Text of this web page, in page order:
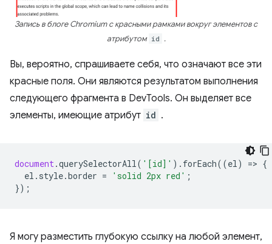
Запись в блоге Chromium с красными рамками вокруг элементов с
атрибутом id .
Вы, вероятно, спрашиваете себя, что означают все эти
красные поля. Они являются результатом выполнения
следующего фрагмента в DevTools. Он выделяет все
элементы, имеющие атрибут id .
document.querySelectorAll( '[id]' ). forEach((el) => {
el . style.border = 'solid 2px red' ;
});
Я могу разместить глубокую ссылку на любой элемент,